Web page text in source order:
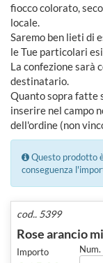
fiocco colorato,
locale.
Saremo ben lieti di
le Tue particolari
La confezione sarà
destinatario.
Quanto sopra fatte
inserire nel campo
dell'ordine (non
Questo prodotto
conseguenza
cod.. 5399
Rose arancio
Importo